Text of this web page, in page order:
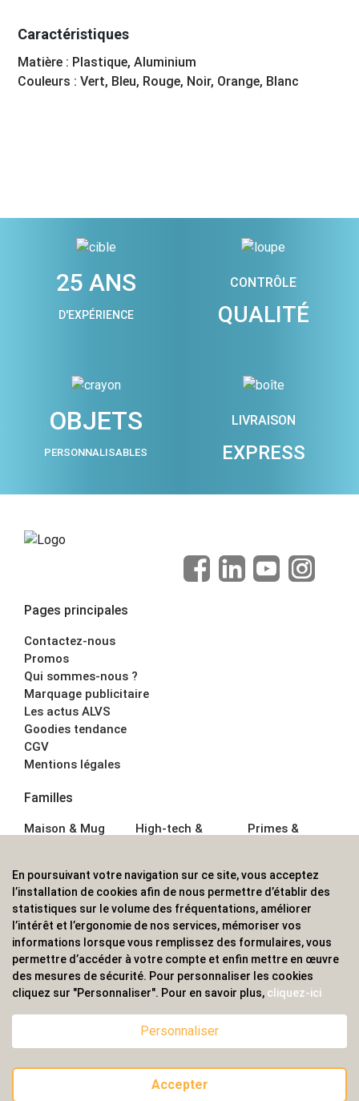
Caractéristiques
Matière : Plastique, Aluminium
Couleurs : Vert, Bleu, Rouge, Noir, Orange, Blanc
25 ANS
D'EXPÉRIENCE
CONTRÔLE
QUALITÉ
OBJETS
PERSONNALISABLES
LIVRAISON
EXPRESS
Pages principales
Contactez-nous
Promos
Qui sommes-nous ?
Marquage publicitaire
Les actus ALVS
Goodies tendance
CGV
Mentions légales
Familles
Maison & Mug
Écriture
Bagagerie sacs
High-tech &
Sport &
Outdoor
Enfant
Primes &
Boisson
Textile &
Casquette
Accessoires de
bureau
ALVS, fournisseur d'objets publicitaires, pour les
professionnels. Une implantation nationale, une
couverture internationale.
© 2020 ALVS
En poursuivant votre navigation sur ce site, vous acceptez
l’installation de cookies afin de nous permettre d’établir des
statistiques sur le volume des fréquentations, améliorer
l’intérêt et l’ergonomie de nos services, mémoriser vos
informations lorsque vous remplissez des formulaires, vous
permettre d’accéder à votre compte et enfin mettre en œuvre
des mesures de sécurité. Pour personnaliser les cookies
cliquez sur "Personnaliser". Pour en savoir plus, cliquez-ici
Personnaliser
Accepter